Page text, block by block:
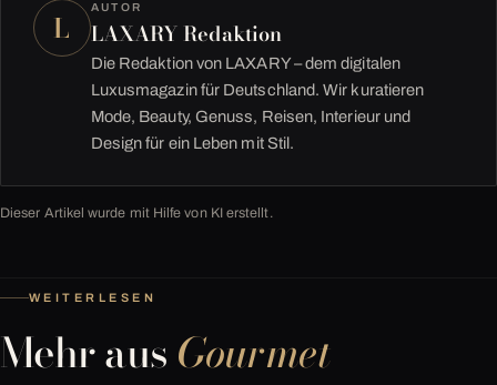
L AUTOR
LAXARY Redaktion
Die Redaktion von LAXARY – dem digitalen
Luxusmagazin für Deutschland. Wir kuratieren
Mode, Beauty, Genuss, Reisen, Interieur und
Design für ein Leben mit Stil.
Dieser Artikel wurde mit Hilfe von KI erstellt.
WEITERLESEN
Mehr ausGourmet